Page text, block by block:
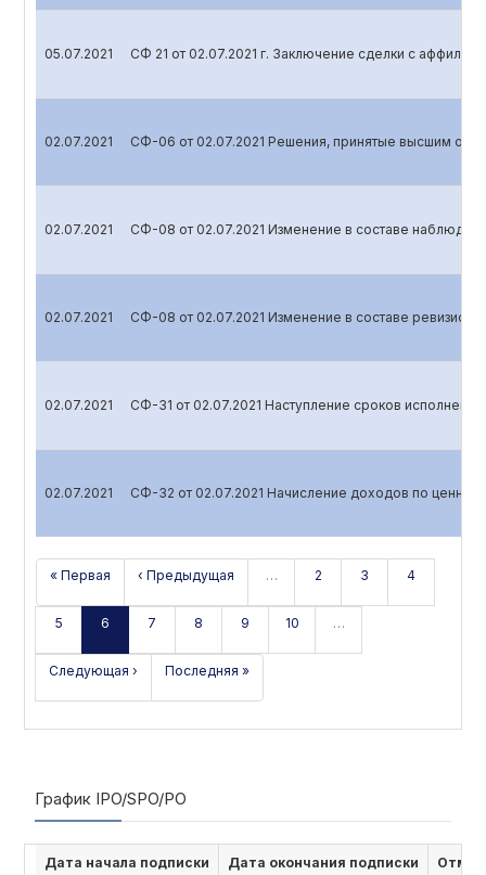
05.07.2021 СФ 21 от 02.07.2021 г. Заключение сделки с
02.07.2021 СФ-06 от 02.07.2021 Решения, принятые высшим
02.07.2021 СФ-08 от 02.07.2021 Изменение в составе
02.07.2021 СФ-08 от 02.07.2021 Изменение в составе
02.07.2021 СФ-31 от 02.07.2021 Наступление сроков
02.07.2021 СФ-32 от 02.07.2021 Начисление доходов по ценным
« Первая ‹ Предыдущая … 2 3 4
5 6 7 8 9 10 …
Следующая › Последняя »
График IPO/SPO/PO
Дата начала подписки Дата окончания подписки